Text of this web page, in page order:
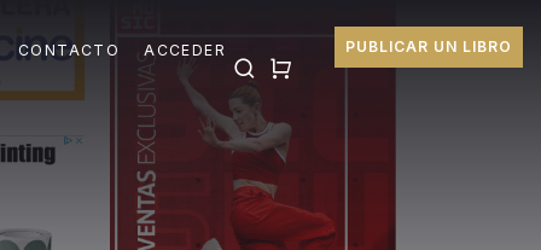
CONTACTO ACCEDER PUBLICAR UN LIBRO